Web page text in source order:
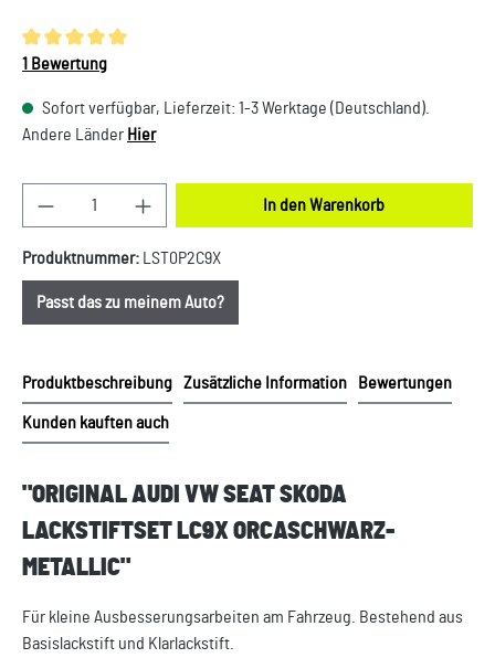
Durchschnittliche Bewertung von 5 von 5 Sternen
1 Bewertung
Sofort verfügbar, Lieferzeit: 1-3 Werktage (Deutschland).
Andere Länder Hier
Produkt Anzahl: Gib den gewünschten Wert ein
In den Warenkorb
Produktnummer: LST0P2C9X
Passt das zu meinem Auto?
Produktbeschreibung Zusätzliche Information Bewertungen
Kunden kauften auch
"ORIGINAL AUDI VW SEAT SKODA
LACKSTIFTSET LC9X ORCASCHWARZ-
METALLIC"
Für kleine Ausbesserungsarbeiten am Fahrzeug. Bestehend aus
Basislackstift und Klarlackstift.